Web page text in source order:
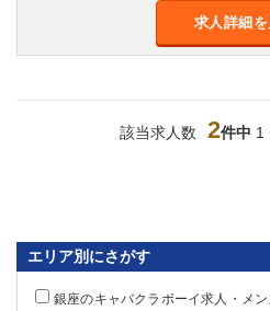
求人詳細を
該当求人数 2件中 1
エリア別にさがす
銀座のキャバクラボーイ求人・メ
南浦和
熊谷
成田
千葉
西船橋
佐倉
柏（西口）
木更津